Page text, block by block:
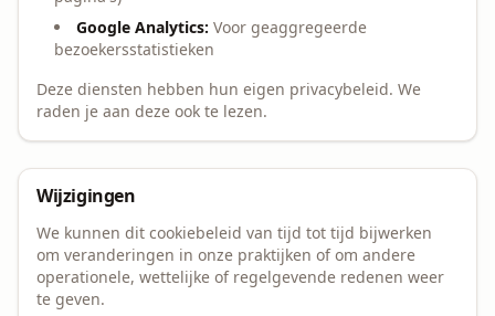
Google Analytics: Voor geaggregeerde
bezoekersstatistieken
Deze diensten hebben hun eigen privacybeleid. We
raden je aan deze ook te lezen.
Wijzigingen
We kunnen dit cookiebeleid van tijd tot tijd bijwerken
om veranderingen in onze praktijken of om andere
operationele, wettelijke of regelgevende redenen weer
te geven.